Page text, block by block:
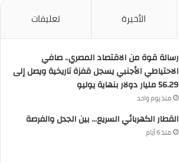
الأخيرة تعليقات
رسالة قوة من الاقتصاد المصري.. صافي
الاحتياطي الأجنبي يسجل قفزة تاريخية ويصل إلى
56.29 مليار دولار بنهاية يوليو
منذ يوم واحد
القطار الكهربائي السريع… بين الجدل والفرصة
منذ 6 أيام